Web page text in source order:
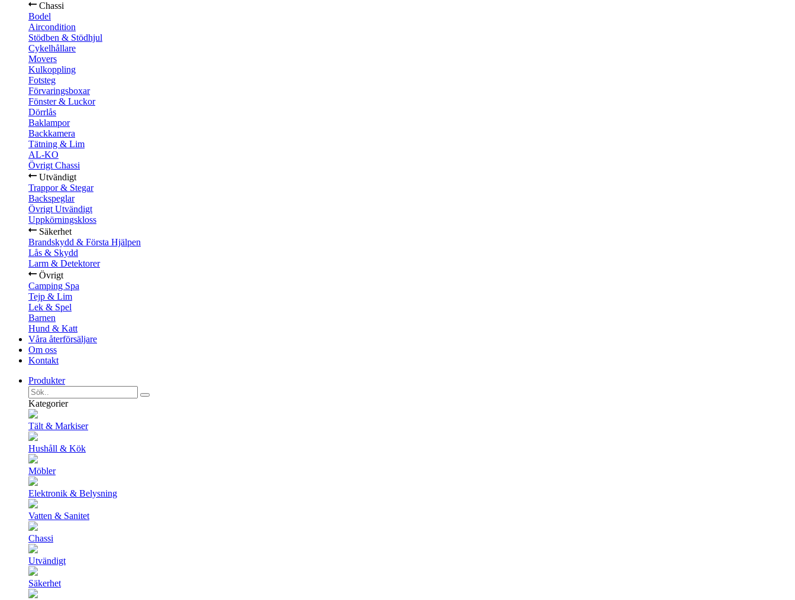
Chassi
Bodel
Aircondition
Stödben & Stödhjul
Cykelhållare
Movers
Kulkoppling
Fotsteg
Förvaringsboxar
Fönster & Luckor
Dörrlås
Baklampor
Backkamera
Tätning & Lim
AL-KO
Övrigt Chassi
Utvändigt
Trappor & Stegar
Backspeglar
Övrigt Utvändigt
Uppkörningskloss
Säkerhet
Brandskydd & Första Hjälpen
Lås & Skydd
Larm & Detektorer
Övrigt
Camping Spa
Tejp & Lim
Lek & Spel
Barnen
Hund & Katt
Våra återförsäljare
Om oss
Kontakt
Produkter
Kategorier
Tält & Markiser
Hushåll & Kök
Möbler
Elektronik & Belysning
Vatten & Sanitet
Chassi
Utvändigt
Säkerhet